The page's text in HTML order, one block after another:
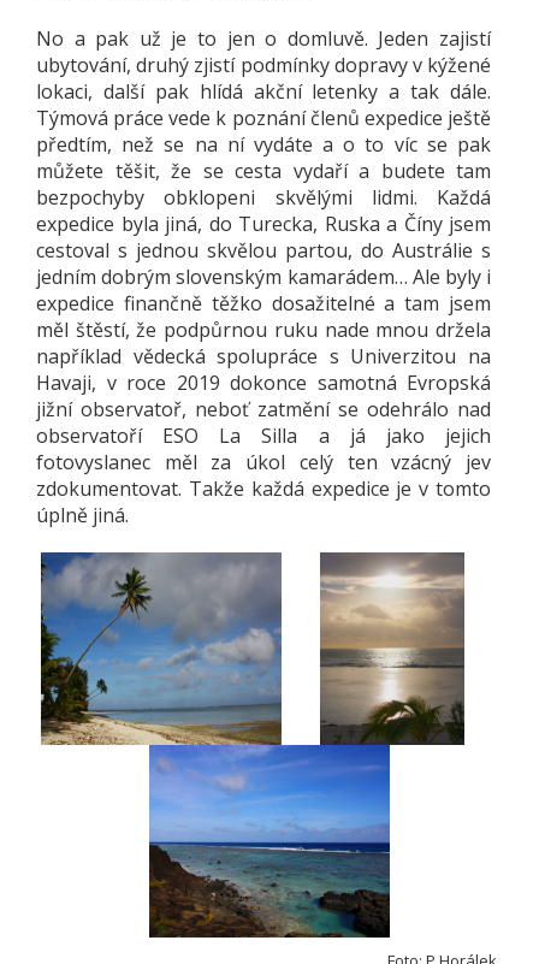
No a pak už je to jen o domluvě. Jeden zajistí
ubytování, druhý zjistí podmínky dopravy v kýžené
lokaci, další pak hlídá akční letenky a tak dále.
Týmová práce vede k poznání členů expedice ještě
předtím, než se na ní vydáte a o to víc se pak
můžete těšit, že se cesta vydaří a budete tam
bezpochyby obklopeni skvělými lidmi. Každá
expedice byla jiná, do Turecka, Ruska a Číny jsem
cestoval s jednou skvělou partou, do Austrálie s
jedním dobrým slovenským kamarádem… Ale byly i
expedice finančně těžko dosažitelné a tam jsem
měl štěstí, že podpůrnou ruku nade mnou držela
například vědecká spolupráce s Univerzitou na
Havaji, v roce 2019 dokonce samotná Evropská
jižní observatoř, neboť zatmění se odehrálo nad
observatoří ESO La Silla a já jako jejich
fotovyslanec měl za úkol celý ten vzácný jev
zdokumentovat. Takže každá expedice je v tomto
úplně jiná.